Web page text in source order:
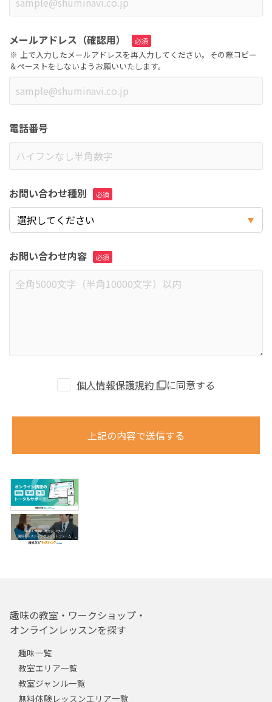
メールアドレス（確認用）
上で入力したメールアドレスを再入力してください。その際コピー
＆ペーストをしないようお願いいたします。
電話番号
お問い合わせ種別
お問い合わせ内容
個人情報保護規約 に同意する
上記の内容で送信する
趣味の教室・ワークショップ・
オンラインレッスンを探す
趣味一覧
教室エリア一覧
教室ジャンル一覧
無料体験レッスンエリア一覧